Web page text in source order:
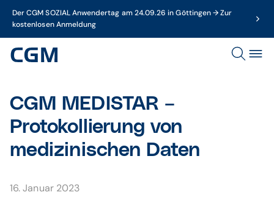
Der CGM SOZIAL Anwendertag am 24.09.26 in Göttingen → Zur
kostenlosen Anmeldung
CGM MEDISTAR –
Protokollierung von
medizinischen Daten
16. Januar 2023